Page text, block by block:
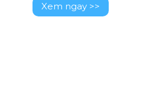
Xem ngay >>